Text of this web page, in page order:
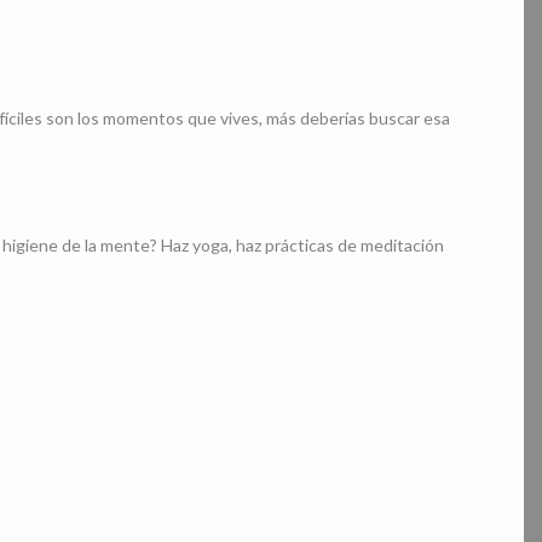
son los momentos que vives, más deberías buscar esa
de la mente? Haz yoga, haz prácticas de meditación